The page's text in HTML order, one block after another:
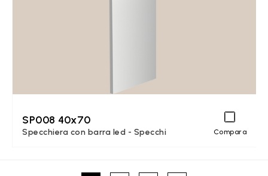
SP008 40x70
Specchiera con barra led - Specchi Compara